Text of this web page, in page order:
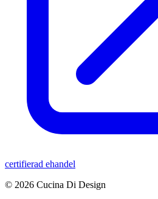
certifierad ehandel
© 2026 Cucina Di Design